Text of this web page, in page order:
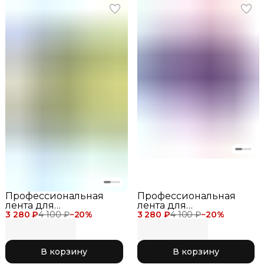
3 280 ₽4 100 ₽−20%
Профессиональная
лента для
художественной
метров для
соревнований 763
В корзину
3 280 ₽4 100 ₽−20%
Профессиональная
лента для
художественной
метров для
соревнований 750
В корзину